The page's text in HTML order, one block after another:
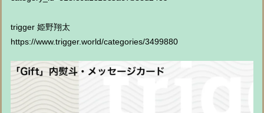
trigger 姫野翔太
https://www.trigger.world/categories/3499880